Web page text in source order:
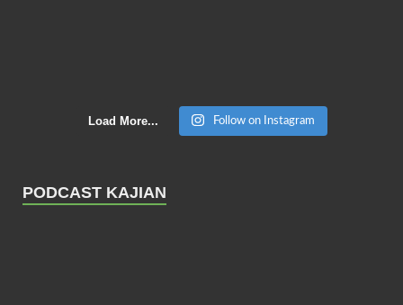
Load More... Follow on Instagram
PODCAST KAJIAN